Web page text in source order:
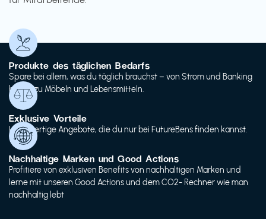
Produkte des täglichen Bedarfs
Spare bei allem, was du täglich brauchst – von Strom und Banking
bis hin zu Möbeln und Lebensmitteln.
Exklusive Vorteile
Hochwertige Angebote, die du nur bei FutureBens finden kannst.
Nachhaltige Marken und Good Actions
Profitiere von exklusiven Benefits von nachhaltigen Marken und
lerne mit unseren Good Actions und dem CO2- Rechner wie man
nachhaltig lebt